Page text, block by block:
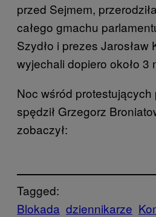
przed Sejmem,
całego gmachu
Szydło i prezes Jarosław
wyjechali dopiero około 3
Noc wśród protestujących
spędził Grzegorz
zobaczył:
Tagged:
Blokada dziennikarze